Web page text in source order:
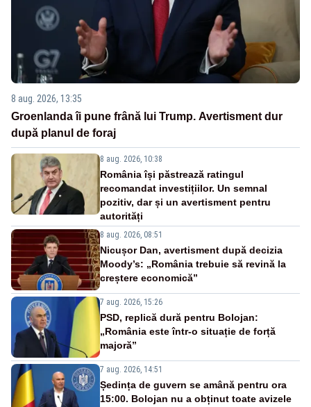
8 aug. 2026, 13:35
Groenlanda îi pune frână lui Trump. Avertisment dur
după planul de foraj
8 aug. 2026, 10:38
România își păstrează ratingul
recomandat investițiilor. Un semnal
pozitiv, dar și un avertisment pentru
autorități
8 aug. 2026, 08:51
Nicușor Dan, avertisment după decizia
Moody’s: „România trebuie să revină la
creștere economică”
7 aug. 2026, 15:26
PSD, replică dură pentru Bolojan:
„România este într-o situație de forță
majoră”
7 aug. 2026, 14:51
Ședința de guvern se amână pentru ora
15:00. Bolojan nu a obținut toate avizele